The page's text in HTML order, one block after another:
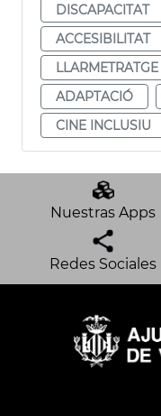
DISCAPACITAT
ACCESIBILITAT
LLARMETRATGE
ADAPTACIÓ
CINE INCLUSIU
Nuestras Apps
Redes Sociales